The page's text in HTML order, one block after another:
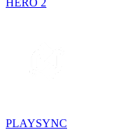
PLAYSYNC